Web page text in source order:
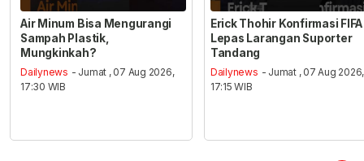
Air Minum Bisa Mengurangi
Sampah Plastik,
Mungkinkah?
Dailynews - Jumat , 07 Aug 2026,
17:30 WIB
Erick Thohir Konfirmasi FIFA
Lepas Larangan Suporter
Tandang
Dailynews - Jumat , 07 Aug 2026,
17:15 WIB